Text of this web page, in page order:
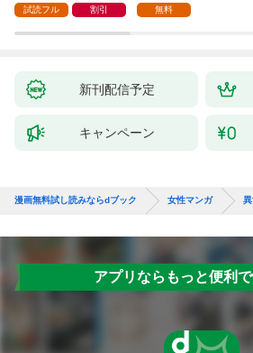
試読フル 割引 無料
新刊配信予定
キャンペーン
漫画無料試し読みならdブック 女性マンガ
アプリならもっと便利で